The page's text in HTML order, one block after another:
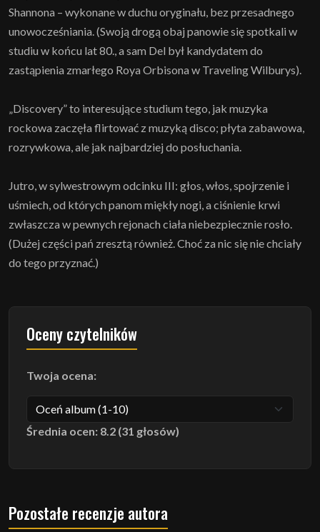
Shannona – wykonane w duchu oryginału, bez przesadnego
unowocześniania. (Swoją drogą obaj panowie się spotkali w
studiu w końcu lat 80., a sam Del był kandydatem do
zastąpienia zmarłego Roya Orbisona w Traveling Wilburys).
„Discovery” to interesujące studium tego, jak muzyka
rockowa zaczęła flirtować z muzyką disco; płyta zabawowa,
rozrywkowa, ale jak najbardziej do posłuchania.
Jutro, w sylwestrowym odcinku III: głos, włos, spojrzenie i
uśmiech, od których panom miękły nogi, a ciśnienie krwi
zwłaszcza w pewnych rejonach ciała niebezpiecznie rosło.
(Dużej części pań zresztą również. Choć za nic się nie chciały
do tego przyznać.)
Oceny czytelników
Twoja ocena:
Średnia ocen: 8.2 (31 głosów)
Pozostałe recenzje autora